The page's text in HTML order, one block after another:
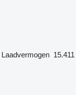
Laadvermogen 15.411